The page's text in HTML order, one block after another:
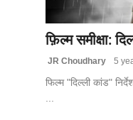
फ़िल्म समीक्षा:
JR Choudhary 5
फिल्म "दिल्ली कांड"